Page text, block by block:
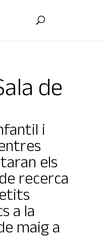
de
i
els
recerca
a la
maig a